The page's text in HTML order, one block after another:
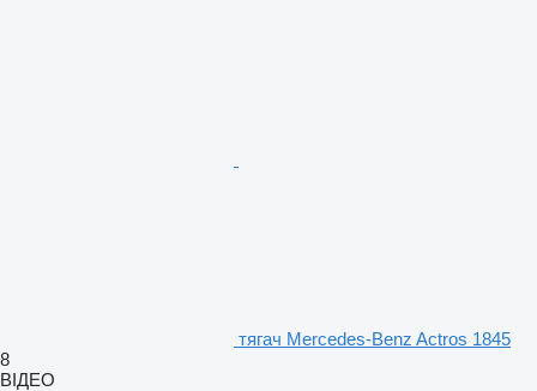
тягач Mercedes-Benz Actros 1845
8
ВІДЕО